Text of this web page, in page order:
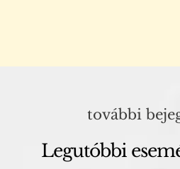
további
Legutóbbi